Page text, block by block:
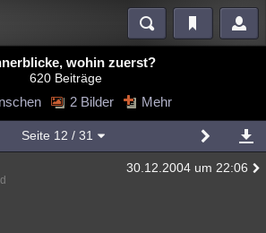
Blogs Videos
Mystery Kriminalfälle
wohin zuerst?
620 Beiträge
2 Bilder Mehr
Seite 12 / 31
30.12.2004 um 22:06